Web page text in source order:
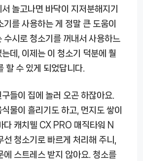
놀고나면 바닥이 지저분해지기
기를 사용하는 게 정말 큰 도움이
수시로 청소기를 꺼내서 사용하느
데, 이제는 이 청소기 덕분에 훨
할 수 있게 되었답니다.
들이 집에 놀러 오곤 하잖아요.
물이 흘리기도 하고, 먼지도 쌓이
다 캐치웰 CX PRO 매직타워 N
청소기로 빠르게 처리해 주니,
에 스트레스 받지 않아요. 청소를